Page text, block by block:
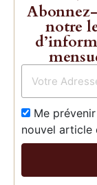
notre
Me prévenir
nouvel article